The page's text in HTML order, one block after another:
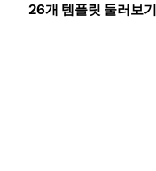
26개 템플릿 둘러보기